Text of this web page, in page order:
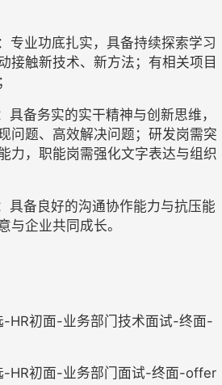
专业功底扎实，具备持续探索学习
接触新技术、新方法；有相关项目
具备务实的实干精神与创新思维，
问题、高效解决问题；研发岗需突
力，职能岗需强化文字表达与组织
具备良好的沟通协作能力与抗压能
与企业共同成长。
HR初面-业务部门技术面试-终面-
-HR初面-业务部门面试-终面-offer